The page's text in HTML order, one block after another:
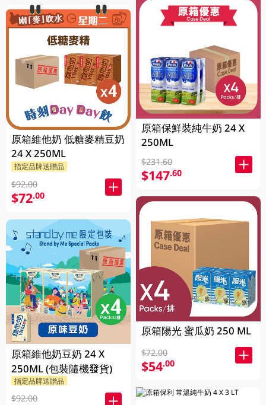
原箱維他奶 低糖麥精豆奶
24 X 250ML
指定品牌送贈品
$92.00
$72.00
原箱維他奶豆奶 24 X
250ML (包裝隨機發貨)
指定品牌送贈品
$92.00
原箱保鮮裝純牛奶 24 X
250ML
$231.60
$147.60
原箱陽光 蜜瓜奶 250 ML
$72.00
$54.00